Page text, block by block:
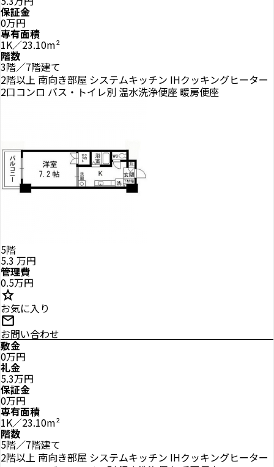
保証金
0万円
専有面積
1K／23.10m²
階数
3階／7階建て
2階以上 南向き部屋 システムキッチン IHクッキングヒーター
2口コンロ バス・トイレ別 温水洗浄便座 暖房便座
5階
5.3 万円
管理費
0.5万円
star
お気に入り
mail
お問い合わせ
敷金
0万円
礼金
5.3万円
保証金
0万円
専有面積
1K／23.10m²
階数
5階／7階建て
2階以上 南向き部屋 システムキッチン IHクッキングヒーター